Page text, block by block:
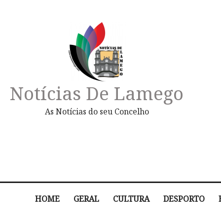
Notícias De Lamego
As Notícias do seu Concelho
HOME GERAL CULTURA DESPORTO